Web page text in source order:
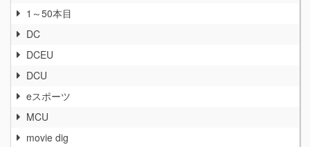
1～50本目
DC
DCEU
DCU
eスポーツ
MCU
movie dig